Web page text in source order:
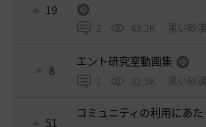
19
2 43.2K 黒い砂漠
8
エント研究室動画集
1 32.3K 黒い砂漠
51
コミュニティの利用にあた